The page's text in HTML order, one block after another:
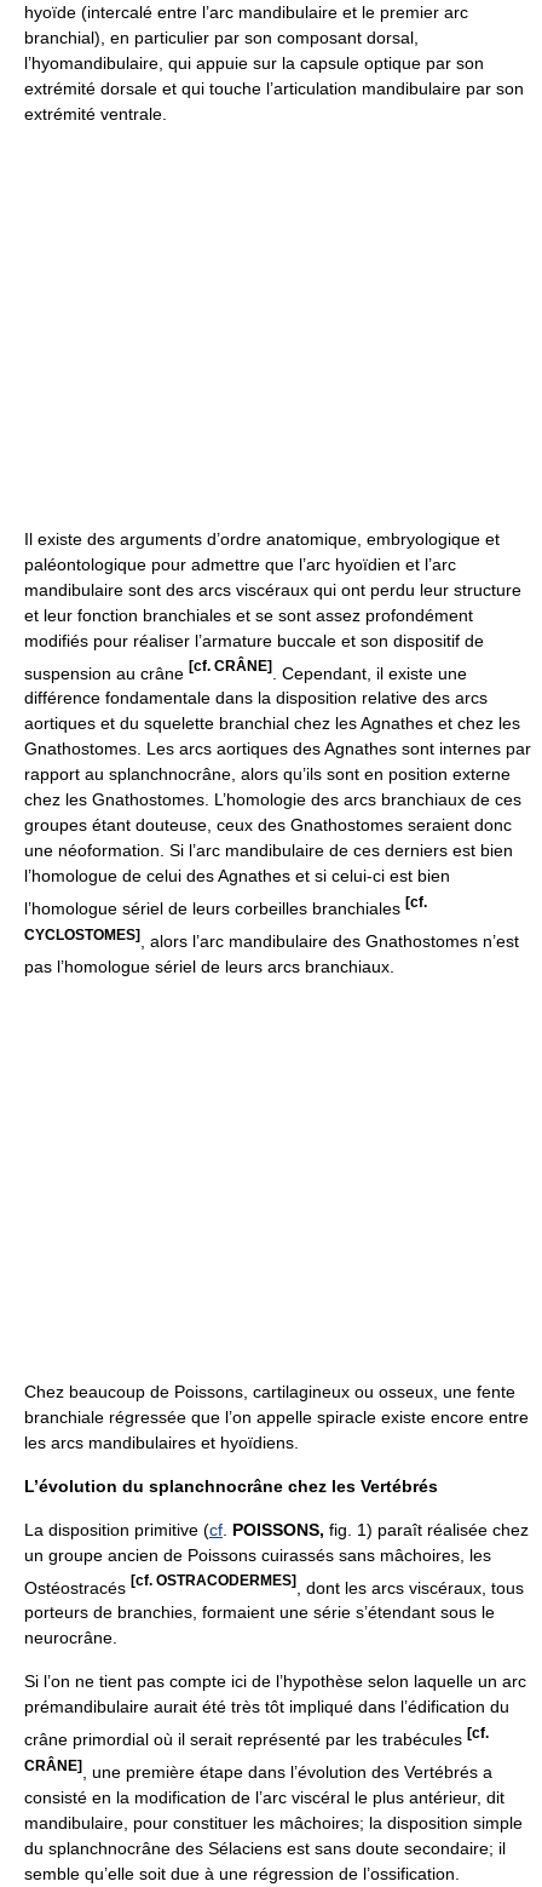
hyoïde (intercalé entre l’arc mandibulaire et le premier arc
branchial), en particulier par son composant dorsal,
l’hyomandibulaire, qui appuie sur la capsule optique par son
extrémité dorsale et qui touche l’articulation mandibulaire par son
extrémité ventrale.
Il existe des arguments d’ordre anatomique, embryologique et
paléontologique pour admettre que l’arc hyoïdien et l’arc
mandibulaire sont des arcs viscéraux qui ont perdu leur structure
et leur fonction branchiales et se sont assez profondément
modifiés pour réaliser l’armature buccale et son dispositif de
suspension au crâne [cf. CRÂNE]
. Cependant, il existe une
différence fondamentale dans la disposition relative des arcs
aortiques et du squelette branchial chez les Agnathes et chez les
Gnathostomes. Les arcs aortiques des Agnathes sont internes par
rapport au splanchnocrâne, alors qu’ils sont en position externe
chez les Gnathostomes. L’homologie des arcs branchiaux de ces
groupes étant douteuse, ceux des Gnathostomes seraient donc
une néoformation. Si l’arc mandibulaire de ces derniers est bien
l’homologue de celui des Agnathes et si celui-ci est bien
l’homologue sériel de leurs corbeilles branchiales [cf.
CYCLOSTOMES]
, alors l’arc mandibulaire des Gnathostomes n’est
pas l’homologue sériel de leurs arcs branchiaux.
Chez beaucoup de Poissons, cartilagineux ou osseux, une fente
branchiale régressée que l’on appelle spiracle existe encore entre
les arcs mandibulaires et hyoïdiens.
L’évolution du splanchnocrâne chez les Vertébrés
La disposition primitive (cf POISSONS, fig. 1) paraît réalisée chez
un groupe ancien de Poissons cuirassés sans mâchoires, les
Ostéostracés [cf. OSTRACODERMES]
, dont les arcs viscéraux, tous
porteurs de branchies, formaient une série s’étendant sous le
neurocrâne.
Si l’on ne tient pas compte ici de l’hypothèse selon laquelle un arc
prémandibulaire aurait été très tôt impliqué dans l’édification du
crâne primordial où il serait représenté par les trabécules [cf.
CRÂNE]
, une première étape dans l’évolution des Vertébrés a
consisté en la modification de l’arc viscéral le plus antérieur, dit
mandibulaire, pour constituer les mâchoires; la disposition simple
du splanchnocrâne des Sélaciens est sans doute secondaire; il
semble qu’elle soit due à une régression de l’ossification.